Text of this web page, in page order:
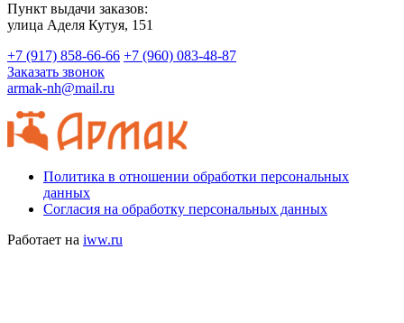
Пункт выдачи заказов:
​улица Аделя Кутуя, 151
+7 (917) 858-66-66 +7 (960) 083-48-87
Заказать звонок
armak-nh@mail.ru
Политика в отношении обработки персональных
данных
Согласия на обработку персональных данных
Работает на iww.ru